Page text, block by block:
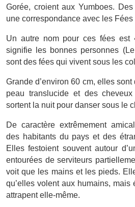
Gorée, croient aux Yumboes.
une correspondance avec les Fées
Un autre nom pour ces fées est
signifie les bonnes personnes
sont des fées qui vivent sous les
Grande d’environ 60 cm, elles
peau translucide et des
sortent la nuit pour danser sous le
De caractère extrêmement
des habitants du pays et des
Elles festoient souvent autour
entourées de serviteurs
voit que les mains et les pieds.
qu’elles volent aux humains, mais
attrapent elle-même.